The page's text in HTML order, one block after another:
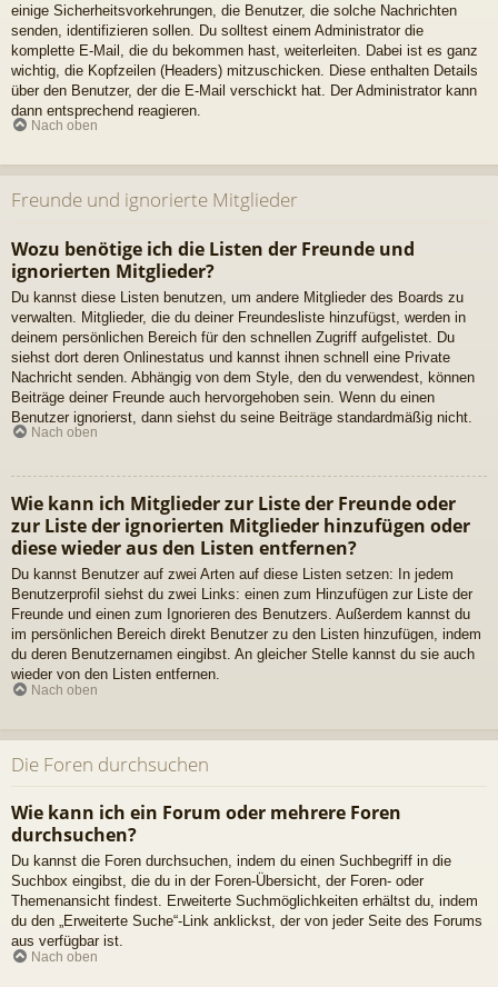
einige Sicherheitsvorkehrungen, die Benutzer, die solche Nachrichten
senden, identifizieren sollen. Du solltest einem Administrator die
komplette E-Mail, die du bekommen hast, weiterleiten. Dabei ist es ganz
wichtig, die Kopfzeilen (Headers) mitzuschicken. Diese enthalten Details
über den Benutzer, der die E-Mail verschickt hat. Der Administrator kann
dann entsprechend reagieren.
Nach oben
Freunde und ignorierte Mitglieder
Wozu benötige ich die Listen der Freunde und
ignorierten Mitglieder?
Du kannst diese Listen benutzen, um andere Mitglieder des Boards zu
verwalten. Mitglieder, die du deiner Freundesliste hinzufügst, werden in
deinem persönlichen Bereich für den schnellen Zugriff aufgelistet. Du
siehst dort deren Onlinestatus und kannst ihnen schnell eine Private
Nachricht senden. Abhängig von dem Style, den du verwendest, können
Beiträge deiner Freunde auch hervorgehoben sein. Wenn du einen
Benutzer ignorierst, dann siehst du seine Beiträge standardmäßig nicht.
Nach oben
Wie kann ich Mitglieder zur Liste der Freunde oder
zur Liste der ignorierten Mitglieder hinzufügen oder
diese wieder aus den Listen entfernen?
Du kannst Benutzer auf zwei Arten auf diese Listen setzen: In jedem
Benutzerprofil siehst du zwei Links: einen zum Hinzufügen zur Liste der
Freunde und einen zum Ignorieren des Benutzers. Außerdem kannst du
im persönlichen Bereich direkt Benutzer zu den Listen hinzufügen, indem
du deren Benutzernamen eingibst. An gleicher Stelle kannst du sie auch
wieder von den Listen entfernen.
Nach oben
Die Foren durchsuchen
Wie kann ich ein Forum oder mehrere Foren
durchsuchen?
Du kannst die Foren durchsuchen, indem du einen Suchbegriff in die
Suchbox eingibst, die du in der Foren-Übersicht, der Foren- oder
Themenansicht findest. Erweiterte Suchmöglichkeiten erhältst du, indem
du den „Erweiterte Suche“-Link anklickst, der von jeder Seite des Forums
aus verfügbar ist.
Nach oben